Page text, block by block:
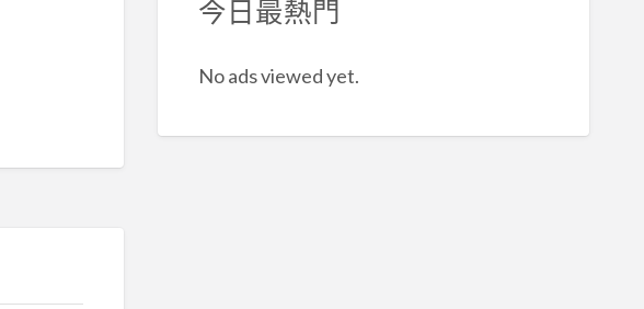
今日最熱門
No ads viewed yet.